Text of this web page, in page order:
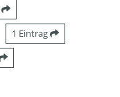
1 Eintrag